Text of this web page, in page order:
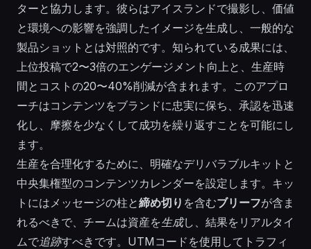
ターと協力します。彼らはアイスランドで撮影し、価値
と環境への影響を強調したイメージを生成し、一般的な
製品ショットとは対照的です。知られている成果には、
上位投稿で2〜3倍のエンゲージメント向上と、生産時
間とコストの20〜40%削減が含まれます。このアプロ
ーチはコンテンツをブランドに忠実に保ち、承認を迅速
化し、摩擦を少なくして成功を繰り返すことを可能にし
ます。
生産を合理化するために、明確なデリバラブルキットと
中央集権型のコンテンツカレンダーを設定します。キッ
トにはメッセージの柱と締め切り を含むブリーフが含ま
れるべきで、チームは資産を生成し、結果をリアルタイ
ムで追跡すべきです。UTMコードを使用してトラフィ